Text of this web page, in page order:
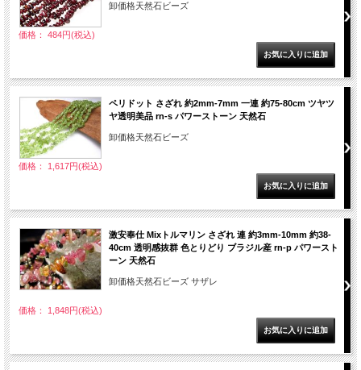
卸価格天然石ビーズ
価格： 484円(税込)
ペリドット さざれ 約2mm-7mm 一連 約75-80cm ツヤツ
ヤ透明美品 rn-s パワーストーン 天然石
卸価格天然石ビーズ
価格： 1,617円(税込)
激安奉仕 Mixトルマリン さざれ 連 約3mm-10mm 約38-
40cm 透明感抜群 色とりどり ブラジル産 rn-p パワースト
ーン 天然石
卸価格天然石ビーズ サザレ
価格： 1,848円(税込)